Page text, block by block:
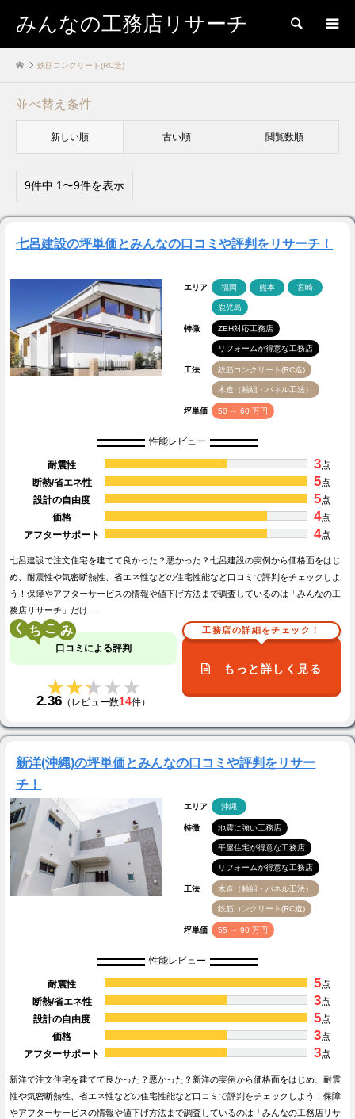
みんなの工務店リサーチ 検索
鉄筋コンクリート(RC造)
並べ替え条件
新しい順 古い順 閲覧数順
9件中 1〜9件を表示
七呂建設の坪単価とみんなの口コミや評判をリサーチ！
エリア 福岡 熊本 宮崎
鹿児島
特徴 ZEH対応工務店
リフォームが得意な工務店
工法 鉄筋コンクリート(RC造)
木造（軸組・パネル工法）
坪単価 50 ～ 60 万円
性能レビュー
耐震性 3点
断熱/省エネ性
5点
設計の自由度
5点
価格
4点
アフターサポート
4点
七呂建設で注文住宅を建てて良かった？悪かった？七呂建設の実例から価格面をはじ
め、耐震性や気密断熱性、省エネ性などの住宅性能など口コミで評判をチェックしよ
う！保障やアフターサービスの情報や値下げ方法まで調査しているのは「みんなの工
務店リサーチ」だけ…
く こ
口コミによる評判
★★★★★
★★★★★
2.36 （レビュー数14件）
工務店の詳細をチェック！
もっと詳しく見る
新洋(沖縄)の坪単価とみんなの口コミや評判をリサー
チ！
エリア 沖縄
特徴 地震に強い工務店
平屋住宅が得意な工務店
リフォームが得意な工務店
工法 木造（軸組・パネル工法）
鉄筋コンクリート(RC造)
坪単価 55 ～ 90 万円
性能レビュー
耐震性 5点
断熱/省エネ性
3点
設計の自由度
5点
価格
3点
アフターサポート
3点
新洋で注文住宅を建てて良かった？悪かった？新洋の実例から価格面をはじめ、耐震
性や気密断熱性、省エネ性などの住宅性能など口コミで評判をチェックしよう！保障
やアフターサービスの情報や値下げ方法まで調査しているのは「みんなの工務店リサ